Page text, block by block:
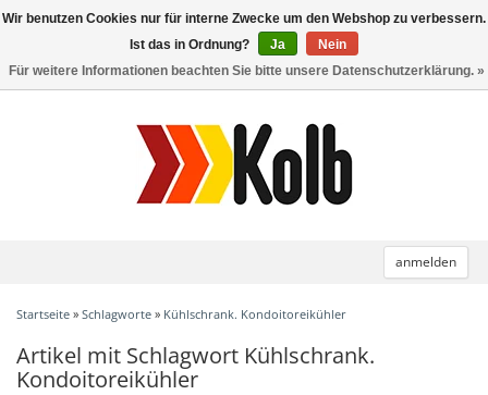
anmelden
Toggle
Startseite » Schlagworte » Kühlschrank. Kondoitoreikühler
Artikel mit Schlagwort Kühlschrank.
Kondoitoreikühler
Wir benutzen Cookies nur für interne Zwecke um den Webshop zu verbessern.
Ist das in Ordnung?
Ja
Nein
Für weitere Informationen beachten Sie bitte unsere Datenschutzerklärung. »